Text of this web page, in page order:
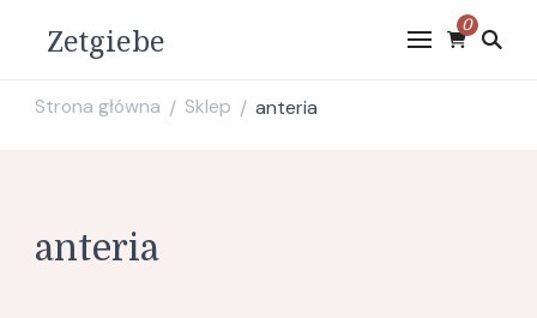
Zetgiebe 0
Strona główna / Sklep / anteria
anteria